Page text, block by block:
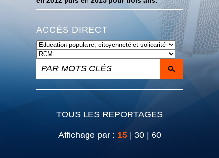
ACCÈS DIRECT
TOUS LES REPORTAGES
Affichage par : 15| 30| 60